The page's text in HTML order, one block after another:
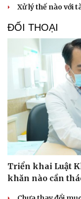
Xử lý thế nào với
ĐỐI THOẠI
Triển khai Luật
khăn nào cần